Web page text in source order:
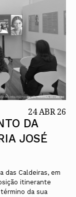
24 ABR 26
DA
JOSÉ
das Caldeiras, em
itinerante
da sua